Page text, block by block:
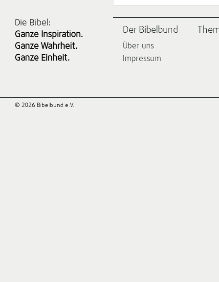
Die Bibel:
Ganze Inspiration.
Ganze Wahrheit.
Ganze Einheit.
Der Bibelbund
Über uns
Impressum
© 2026 Bibelbund e.V.